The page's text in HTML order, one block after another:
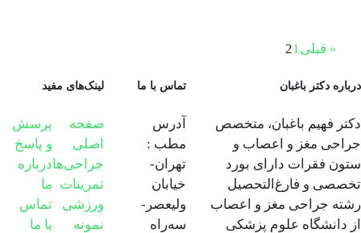
« قبلی 1
2
درباره دکتر باغبان
دکتر فهیم باغبان، متخصص
جراحی مغز و اعصاب و
ستون فقرات دارای بورد
تخصصی و فارغ‌التحصیل
رشته جراحی مغز و اعصاب
از دانشگاه علوم پزشکی
تماس با ما
آدرس
مطب :
تهران-
خیابان
ولیعصر-
سه‌راه
لینک‌های مفید
صفحه
اصلی
جراحی‌ها
تمرینات
ورزشی
نمونه
پرسش
و پاسخ
درباره
ما
تماس
با ما